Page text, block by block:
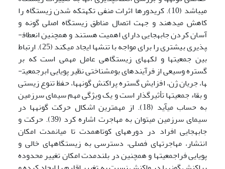
می­باشد (10). کریدورها اثرات منفی تکه­تکه شدن زیستگاه را
کاهش می­دهند و جهت اتصال مناطق زیستگاه اصلی گونه و
آسان کردن جابه­جایی دارای اهمیت هستند و همچنین انعطاف­
پذیری بیشتری را برای مواجه با تنش­ها ایجاد می­کند (25). ارتباط
بین جمعیت­ها و لکه­های زیستگاهی عامل مهمی است که بر
گستره وسیعی از فرآیندهای بوم­شناختی نظیر پویایی ابرجمعیت­
ها، جریان ژن، افزایش گستره پراکنش گونه­ها، حفظ تنوع زیستی
و بقاء جمعیت­ها تأثیرگذار است و یک ویژگی مهم سیمای سرزمین
به حساب می­آید (18). از مهم­ترین اشکال حرکت گونه­ها در
سیمای سرزمین می­توان به مهاجرت اشاره کرد (39). حرکت و
جابه­جایی افراد در دوره­های کوتاه­مدت تا میان­مدت امکان
انتشار، مهاجرت­های فصلی، دسترسی به زیستگاه­های خالی و
پویایی فراجمعیت­ها و همچنین در بلندمدت امکان تغییر محدوده